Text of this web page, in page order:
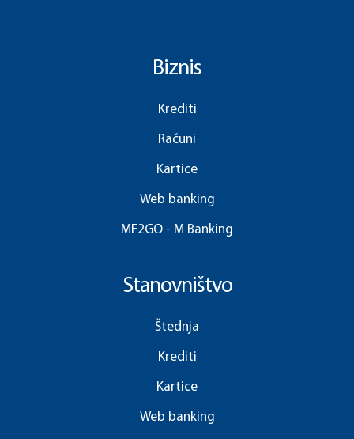
Biznis
Krediti
Računi
Kartice
Web banking
MF2GO - M Banking
Stanovništvo
Štednja
Krediti
Kartice
Web banking